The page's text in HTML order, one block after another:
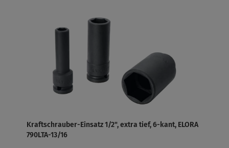
Kraftschrauber-Einsatz 1/2", extra tief, 6-kant, ELORA
790LTA-13/16